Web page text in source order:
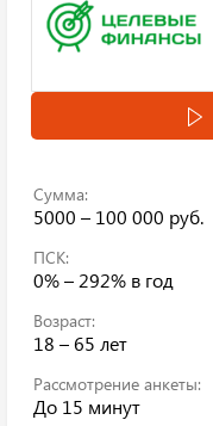
Сумма:
5000 – 100 000 руб.
ПСК:
0% – 292% в год
Возраст:
18 – 65 лет
Рассмотрение анкеты:
До 15 минут